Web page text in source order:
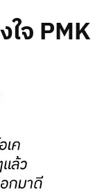
จ PMK